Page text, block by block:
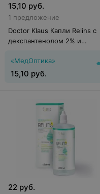
15,10 руб.
1 предложение
Doctor Klaus Капли Relins с
декспантенолом 2% и
0,15%
«МедОптика»
15,10 руб.
22 руб.